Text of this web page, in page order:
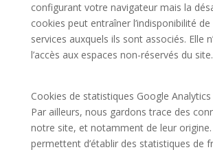
configurant votre navigateur mais la
cookies peut entraîner l’indisponibilité
services auxquels ils sont associés. Elle
l’accès aux espaces non-réservés du site.
Cookies de statistiques Google Analytics
Par ailleurs, nous gardons trace des
notre site, et notamment de leur origine.
permettent d’établir des statistiques de